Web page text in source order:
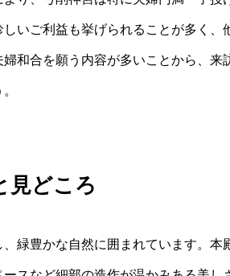
いご利益も挙げられることが多く、
和合を願う内容が多いことから、来
見どころ
緑豊かな自然に囲まれています。本